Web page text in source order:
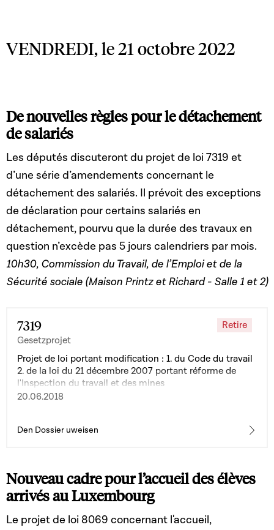
VENDREDI, le 21 octobre 2022
De nouvelles règles pour le détachement
de salariés
Les députés discuteront du projet de loi 7319 et
d’une série d’amendements concernant le
détachement des salariés. Il prévoit des exceptions
de déclaration pour certains salariés en
détachement, pourvu que la durée des travaux en
question n’excède pas 5 jours calendriers par mois.
10h30, Commission du Travail, de l’Emploi et de la
Sécurité sociale (Maison Printz et Richard - Salle 1 et 2)
7319
Gesetzprojet
Retire
Projet de loi portant modification : 1. du Code du travail
2. de la loi du 21 décembre 2007 portant réforme de
l'Inspection du travail et des mines
20.06.2018
Den Dossier uweisen
Nouveau cadre pour l’accueil des élèves
arrivés au Luxembourg
Le projet de loi 8069 concernant l'accueil,